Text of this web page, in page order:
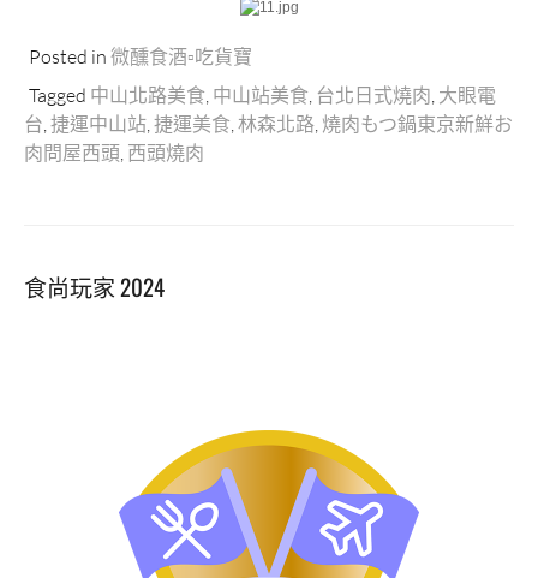
Posted in 微醺食酒▫吃貨寶
Tagged 中山北路美食 中山站美食 台北日式燒肉 大眼電
台 捷運中山站 捷運美食 林森北路 燒肉もつ鍋東京新鮮お
肉問屋西頭 西頭燒肉
食尚玩家 2024